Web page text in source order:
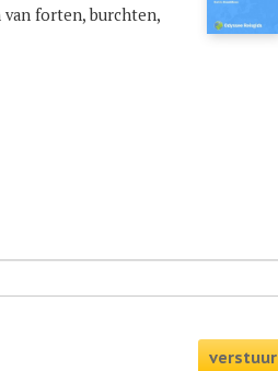
forten, burchten,
verstuur